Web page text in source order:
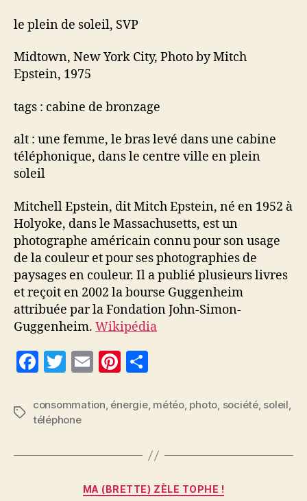
le plein de soleil, SVP
Midtown, New York City, Photo by Mitch
Epstein, 1975
tags : cabine de bronzage
alt : une femme, le bras levé dans une cabine
téléphonique, dans le centre ville en plein
soleil
Mitchell Epstein, dit Mitch Epstein, né en 1952 à
Holyoke, dans le Massachusetts, est un
photographe américain connu pour son usage
de la couleur et pour ses photographies de
paysages en couleur. Il a publié plusieurs livres
et reçoit en 2002 la bourse Guggenheim
attribuée par la Fondation John-Simon-
Guggenheim. Wikipédia
F
c
e
b
T
itt
er
E
ai
Pi
er
t
rt
g
Étiquettes
consommation, énergie, météo, photo, société, soleil,
téléphone
Catégories
MA (BRETTE) ZÈLE TOPHE !